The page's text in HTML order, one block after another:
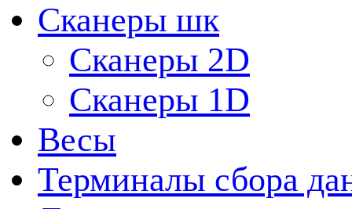
Сканеры шк
Сканеры 2D
Сканеры 1D
Весы
Терминалы сбора